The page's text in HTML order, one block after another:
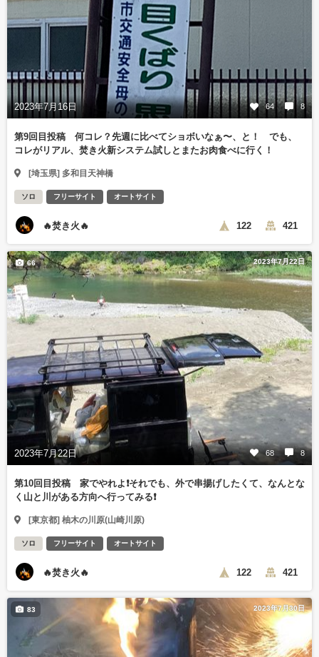
2023年7月16日 64 8
第9回目投稿 何コレ？先週に比べてショボいなぁ〜、と！ でも、
コレがリアル、焚き火新システム試しとまたお肉食べに行く！
[埼玉県] 多和目天神橋
ソロ フリーサイト オートサイト
🔥焚き火🔥 122 421
2023年7月22日
2023年7月22日 68 8
66
第10回目投稿 家でやれよ❗️それでも、外で串揚げしたくて、なんとな
く山と川がある方向へ行ってみる❗️
[東京都] 柚木の川原(山崎川原)
ソロ フリーサイト オートサイト
🔥焚き火🔥 122 421
2023年7月30日
83